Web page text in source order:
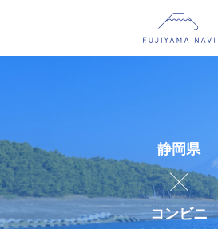
静岡県
コンビニ